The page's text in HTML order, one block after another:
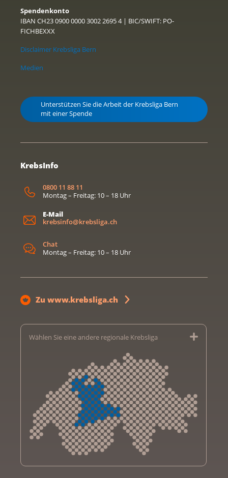
Spendenkonto
IBAN CH23 0900 0000 3002 2695 4 | BIC/SWIFT: PO-
FICHBEXXX
Disclaimer Krebsliga Bern
Medien
Unterstützen Sie die Arbeit der Krebsliga Bern
mit einer Spende
KrebsInfo
0800 11 88 11
Montag – Freitag: 10 – 18 Uhr
E-Mail
krebsinfo@krebsliga.ch
Chat
Montag – Freitag: 10 – 18 Uhr
Zu www.krebsliga.ch
Wählen Sie eine andere regionale Krebsliga